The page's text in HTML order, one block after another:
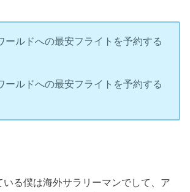
ールドへの最安フライトを予約する
ールドへの最安フライトを予約する
いる僕は海外サラリーマンでして、ア